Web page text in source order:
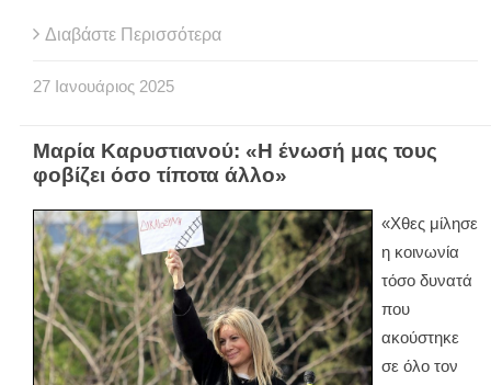
Διαβάστε Περισσότερα
27 Ιανουάριος 2025
Μαρία Καρυστιανού: «Η ένωσή μας τους
φοβίζει όσο τίποτα άλλο»
«Χθες μίλησε
η κοινωνία
τόσο δυνατά
που
ακούστηκε
σε όλο τον